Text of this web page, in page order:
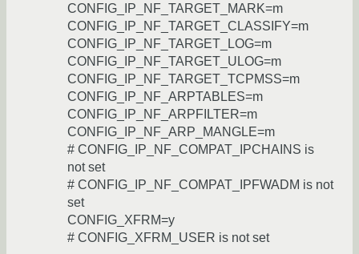
CONFIG_IP_NF_TARGET_MARK=m
CONFIG_IP_NF_TARGET_CLASSIFY=m
CONFIG_IP_NF_TARGET_LOG=m
CONFIG_IP_NF_TARGET_ULOG=m
CONFIG_IP_NF_TARGET_TCPMSS=m
CONFIG_IP_NF_ARPTABLES=m
CONFIG_IP_NF_ARPFILTER=m
CONFIG_IP_NF_ARP_MANGLE=m
# CONFIG_IP_NF_COMPAT_IPCHAINS is
not set
# CONFIG_IP_NF_COMPAT_IPFWADM is not
set
CONFIG_XFRM=y
# CONFIG_XFRM_USER is not set